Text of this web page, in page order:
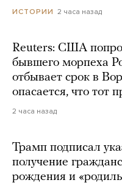
ИСТОРИИ 2 часа назад
Reuters: США
бывшего морпеха
отбывает срок в
опасается, что тот
2 часа назад
Трамп подписал
получение
рождения и